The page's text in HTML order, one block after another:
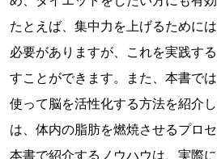
たとえば、集中力を上げるために
必要がありますが、これを実践す
すことができます。また、本書で
使って脳を活性化する方法を紹介
は、体内の脂肪を燃焼させるプロ
本書で紹介するノウハウは、実際